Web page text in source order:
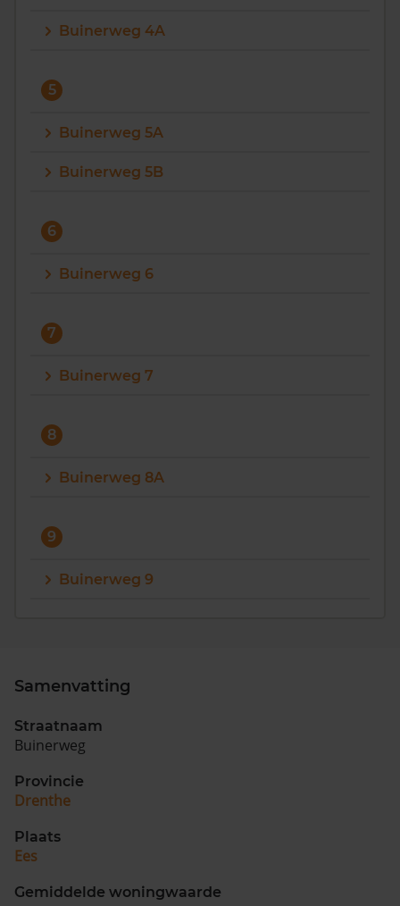
Buinerweg 4A
5
Buinerweg 5A
Buinerweg 5B
6
Buinerweg 6
7
Buinerweg 7
8
Buinerweg 8A
9
Buinerweg 9
Samenvatting
Straatnaam
Buinerweg
Provincie
Drenthe
Plaats
Ees
Gemiddelde woningwaarde